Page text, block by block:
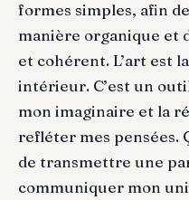
formes simples, afin
manière organique et
et cohérent. L’art est
intérieur. C’est un
mon imaginaire et la
refléter mes pensées.
de transmettre une
communiquer mon